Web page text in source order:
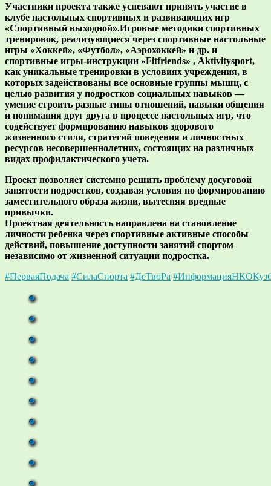
Участники проекта также успевают принять участие в
клубе настольных спортивных и развивающих игр
«Спортивный выходной».Игровые методики спортивных
тренировок, реализующиеся через спортивные настольные
игры «Хоккей», «Футбол», «Аэрохоккей» и др. и
спортивные игры-инструкции «Fitfriends» , Аktivitysport,
как уникальные тренировки в условиях учреждения, в
которых задействованы все основные группы мышц, с
целью развития у подростков социальных навыков —
умение строить разные типы отношений, навыки общения
и понимания друг друга в процессе настольных игр, что
содействует формированию навыков здорового
жизненного стиля, стратегий поведения и личностных
ресурсов несовершеннолетних, состоящих на различных
видах профилактического учета.
Проект позволяет системно решить проблему досуговой
занятости подростков, создавая условия по формированию
заместительного образа жизни, вытесняя вредные
привычки.
Проектная деятельность направлена на становление
личности ребенка через спортивные активные способы
действий, повышение доступности занятий спортом
независимо от жизненной ситуации подростка.
#ПерваяПодача #СилаСпорта #ДеТвоРа